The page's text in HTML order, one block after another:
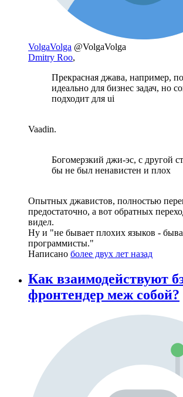
VolgaVolga @VolgaVolga
Dmitry Roo,
Прекрасная джава, например,
идеально для бизнес задач, но
подходит для ui
Vaadin.
Богомерзкий джи-эс, с другой
бы не был ненавистен и плох
Опытных джавистов, полностью
предостаточно, а вот обратных
видел.
Ну и "не бывает плохих языков -
программисты."
Написано более двух лет назад
Как взаимодействуют
фронтендер меж собой?